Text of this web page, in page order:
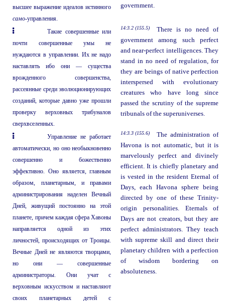
высшее выражение идеалов истинного
само-управления.
government.
Такие совершенные или
почти совершенные умы не
нуждаются в управлении. Их не надо
наставлять ибо они — существа
врожденного совершенства,
рассеянные среди эволюционирующих
созданий, которые давно уже прошли
проверку верховных трибуналов
сверхвселенных.
14:3.2 (155.5)
There is no need of
government among such perfect
and near-perfect intelligences. They
stand in no need of regulation, for
they are beings of native perfection
interspersed with evolutionary
creatures who have long since
passed the scrutiny of the supreme
tribunals of the superuniverses.
Управление не работает
автоматически, но оно необыкновенно
совершенно и божественно
эффективно. Оно является, главным
образом, планетарным, и правами
администрирования наделен Вечный
Дней, живущий постоянно на этой
планете, причем каждая сфера Хавоны
направляется одной из этих
личностей, происходящих от Троицы.
Вечные Дней не являются творцами,
но они — совершенные
администраторы. Они учат с
верховным искусством и наставляют
своих планетарных детей с
14:3.3 (155.6)
The administration of
Havona is not automatic, but it is
marvelously perfect and divinely
efficient. It is chiefly planetary and
is vested in the resident Eternal of
Days, each Havona sphere being
directed by one of these Trinity-
origin personalities. Eternals of
Days are not creators, but they are
perfect administrators. They teach
with supreme skill and direct their
planetary children with a perfection
of wisdom bordering on
absoluteness.